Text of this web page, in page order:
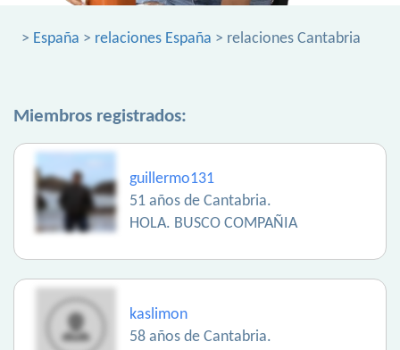
> España > relaciones España > relaciones Cantabria
Miembros registrados:
guillermo131
51 años de Cantabria.
HOLA. BUSCO COMPAÑIA
kaslimon
58 años de Cantabria.